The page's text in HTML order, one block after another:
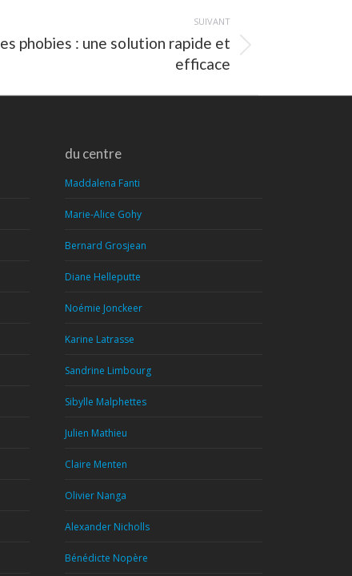
SUIVANT
phobies : une solution rapide et
efficace
du centre
Maddalena Fanti
Marie-Alice Gohy
Bernard Grosjean
Diane Helleputte
Noémie Jonckeer
Karine Latrasse
Sandrine Limbourg
Sibylle Malphettes
Julien Mathieu
Claire Menten
Olivier Nanga
Alexander Nicholls
Bénédicte Nopère